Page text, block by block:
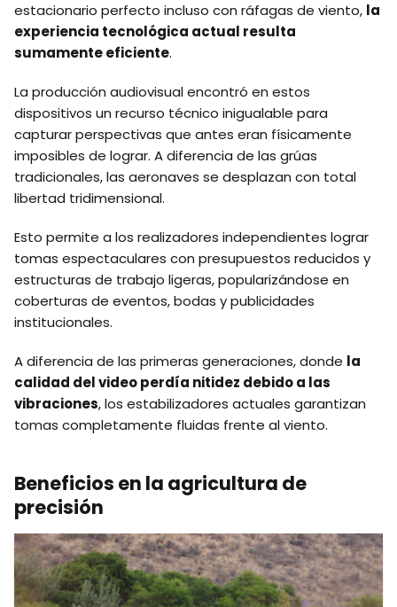
estacionario perfecto incluso con ráfagas de viento, la
experiencia tecnológica actual resulta
sumamente eficiente.
La producción audiovisual encontró en estos
dispositivos un recurso técnico inigualable para
capturar perspectivas que antes eran físicamente
imposibles de lograr. A diferencia de las grúas
tradicionales, las aeronaves se desplazan con total
libertad tridimensional.
Esto permite a los realizadores independientes lograr
tomas espectaculares con presupuestos reducidos y
estructuras de trabajo ligeras, popularizándose en
coberturas de eventos, bodas y publicidades
institucionales.
A diferencia de las primeras generaciones, donde la
calidad del video perdía nitidez debido a las
vibraciones, los estabilizadores actuales garantizan
tomas completamente fluidas frente al viento.
Beneficios en la agricultura de
precisión